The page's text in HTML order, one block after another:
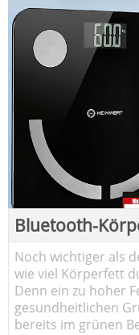
Bluetooth-
Noch wichtiger als
wie viel Körperfett
Denn ein zu hoher
gesundheitlichen
bereits im grünen